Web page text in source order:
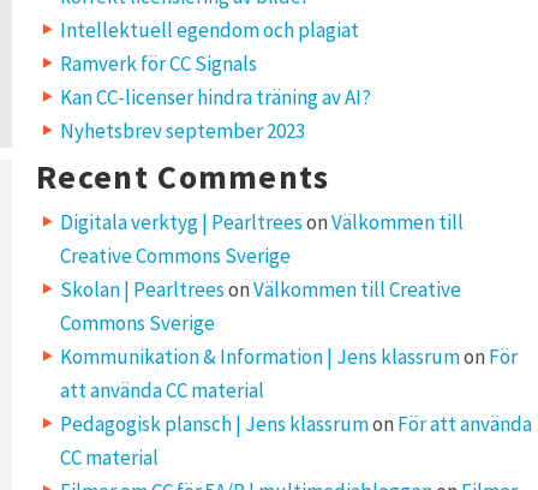
Intellektuell egendom och plagiat
Ramverk för CC Signals
Kan CC-licenser hindra träning av AI?
Nyhetsbrev september 2023
Recent Comments
Digitala verktyg | PearltreesonVälkommen till
Creative Commons Sverige
Skolan | PearltreesonVälkommen till Creative
Commons Sverige
Kommunikation & Information | Jens klassrumon För
att använda CC material
Pedagogisk plansch | Jens klassrumon För att använda
CC material